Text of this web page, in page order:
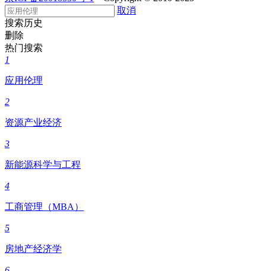
取消
搜索历史
删除
热门搜索
1
应用伦理
2
资源产业经济
3
新能源科学与工程
4
工商管理（MBA）
5
房地产经济学